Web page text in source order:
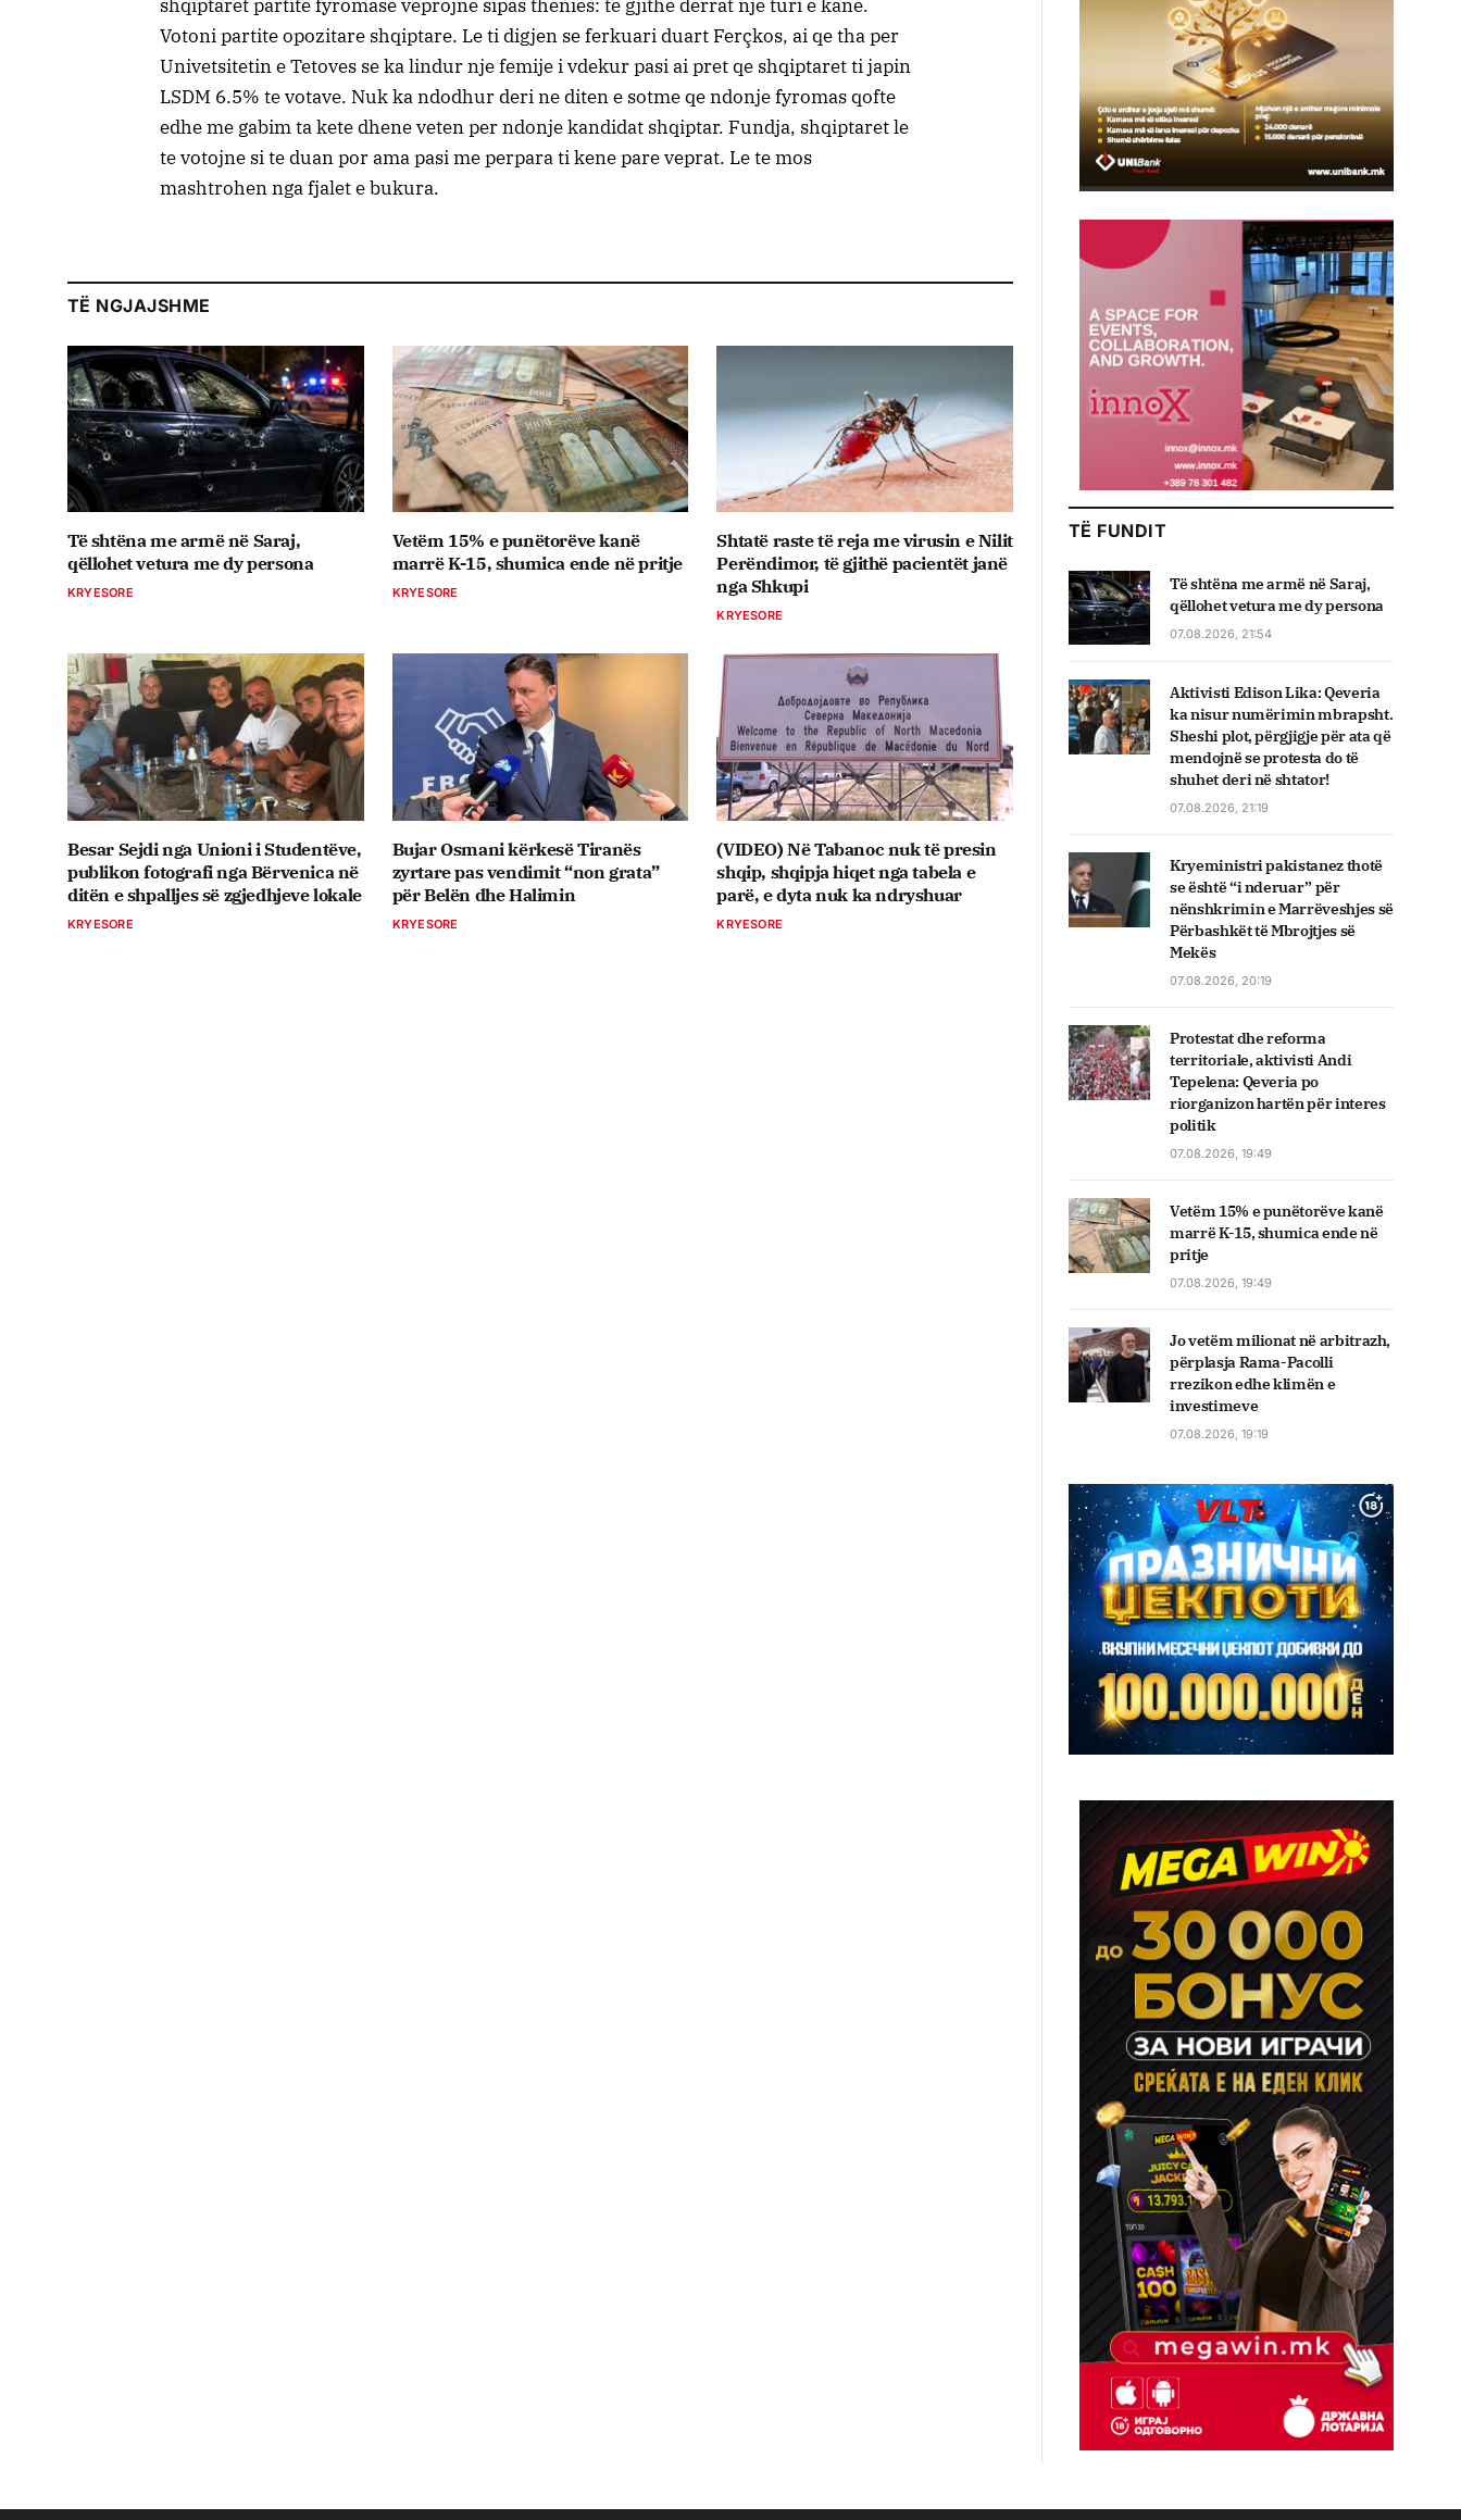
shqiptaret partite fyromase veprojne sipas thenies: te gjithe derrat nje turi e kane.
Votoni partite opozitare shqiptare. Le ti digjen se ferkuari duart Ferçkos, ai qe tha per
Univetsitetin e Tetoves se ka lindur nje femije i vdekur pasi ai pret qe shqiptaret ti japin
LSDM 6.5% te votave. Nuk ka ndodhur deri ne diten e sotme qe ndonje fyromas qofte
edhe me gabim ta kete dhene veten per ndonje kandidat shqiptar. Fundja, shqiptaret le
te votojne si te duan por ama pasi me perpara ti kene pare veprat. Le te mos
mashtrohen nga fjalet e bukura.
TË NGJAJSHME
Të shtëna me armë në Saraj,
qëllohet vetura me dy persona
KRYESORE
Vetëm 15% e punëtorëve kanë
marrë K-15, shumica ende në pritje
KRYESORE
Shtatë raste të reja me virusin e Nilit
Perëndimor, të gjithë pacientët janë
nga Shkupi
KRYESORE
Besar Sejdi nga Unioni i Studentëve,
publikon fotografi nga Bërvenica në
ditën e shpalljes së zgjedhjeve lokale
KRYESORE
Bujar Osmani kërkesë Tiranës
zyrtare pas vendimit “non grata”
për Belën dhe Halimin
KRYESORE
(VIDEO) Në Tabanoc nuk të presin
shqip, shqipja hiqet nga tabela e
parë, e dyta nuk ka ndryshuar
KRYESORE
TË FUNDIT
Të shtëna me armë në Saraj,
qëllohet vetura me dy persona
07.08.2026, 21:54
Aktivisti Edison Lika: Qeveria
ka nisur numërimin mbrapsht.
Sheshi plot, përgjigje për ata që
mendojnë se protesta do të
shuhet deri në shtator!
07.08.2026, 21:19
Kryeministri pakistanez thotë
se është “i nderuar” për
nënshkrimin e Marrëveshjes së
Përbashkët të Mbrojtjes së
Mekës
07.08.2026, 20:19
Protestat dhe reforma
territoriale, aktivisti Andi
Tepelena: Qeveria po
riorganizon hartën për interes
politik
07.08.2026, 19:49
Vetëm 15% e punëtorëve kanë
marrë K-15, shumica ende në
pritje
07.08.2026, 19:49
Jo vetëm milionat në arbitrazh,
përplasja Rama-Pacolli
rrezikon edhe klimën e
investimeve
07.08.2026, 19:19